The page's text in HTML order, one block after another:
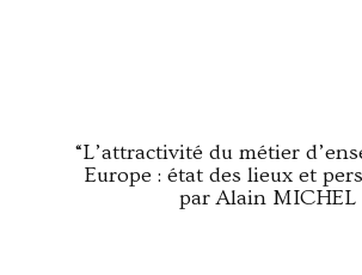
“L’attractivité du métier
Europe : état des lieux et
par Alain MICHEL